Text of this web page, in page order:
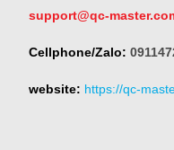
support@qc-
Cellphone/Zalo:
website: https://qc-